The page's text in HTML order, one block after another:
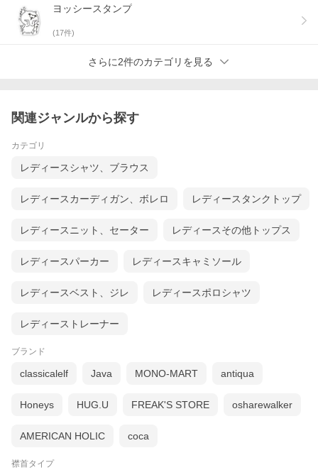
■注意事項
・洗濯の際は蛍光増白剤が入っていない洗剤をご使用下さい。
・濃色のものは、白色や淡色のものと分けて洗って下さい。
・プリント部分には直接アイロンをあてないで下さい。
ヨッシースタンプ
(17件)
さらに2件のカテゴリを見る
関連ジャンルから探す
カテゴリ
レディースシャツ、ブラウス
レディースカーディガン、ボレロ レディースタンクトップ
レディースニット、セーター レディースその他トップス
レディースパーカー レディースキャミソール
レディースベスト、ジレ レディースポロシャツ
レディーストレーナー
ブランド
classicalelf Java MONO-MART antiqua
Honeys HUG.U FREAK'S STORE osharewalker
AMERICAN HOLIC coca
襟首タイプ